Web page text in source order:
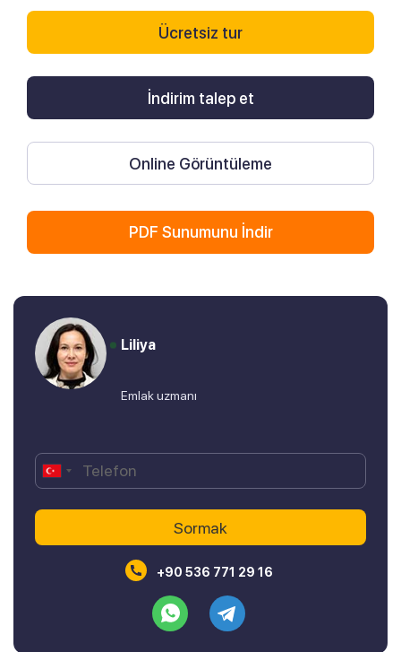
Ücretsiz tur
İndirim talep et
Online Görüntüleme
PDF Sunumunu İndir
Liliya
Emlak uzmanı
+90 536 771 29 16